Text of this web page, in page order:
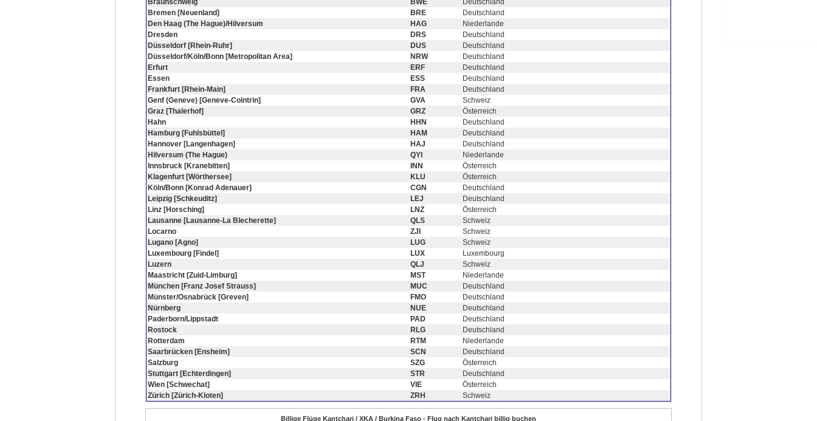
Braunschweig
BWE
Deutschland
Bremen [Neuenland]
BRE
Deutschland
Den Haag (The Hague)/Hilversum
HAG
Niederlande
Dresden
DRS
Deutschland
Düsseldorf [Rhein-Ruhr]
DUS
Deutschland
Düsseldorf/Köln/Bonn [Metropolitan Area]
NRW
Deutschland
Erfurt
ERF
Deutschland
Essen
ESS
Deutschland
Frankfurt [Rhein-Main]
FRA
Deutschland
Genf (Geneve) [Geneve-Cointrin]
GVA
Schweiz
Graz [Thalerhof]
GRZ
Österreich
Hahn
HHN
Deutschland
Hamburg [Fuhlsbüttel]
HAM
Deutschland
Hannover [Langenhagen]
HAJ
Deutschland
Hilversum (The Hague)
QYI
Niederlande
Innsbruck [Kranebitten]
INN
Österreich
Klagenfurt [Wörthersee]
KLU
Österreich
Köln/Bonn [Konrad Adenauer]
CGN
Deutschland
Leipzig [Schkeuditz]
LEJ
Deutschland
Linz [Horsching]
LNZ
Österreich
Lausanne [Lausanne-La Blecherette]
QLS
Schweiz
Locarno
ZJI
Schweiz
Lugano [Agno]
LUG
Schweiz
Luxembourg [Findel]
LUX
Luxembourg
Luzern
QLJ
Schweiz
Maastricht [Zuid-Limburg]
MST
Niederlande
München [Franz Josef Strauss]
MUC
Deutschland
Münster/Osnabrück [Greven]
FMO
Deutschland
Nürnberg
NUE
Deutschland
Paderborn/Lippstadt
PAD
Deutschland
Rostock
RLG
Deutschland
Rotterdam
RTM
Niederlande
Saarbrücken [Ensheim]
SCN
Deutschland
Salzburg
SZG
Österreich
Stuttgart [Echterdingen]
STR
Deutschland
Wien [Schwechat]
VIE
Österreich
Zürich [Zürich-Kloten]
ZRH Schweiz
Billige Flüge Kantchari / XKA / Burkina Faso - Flug nach Kantchari billig buchen